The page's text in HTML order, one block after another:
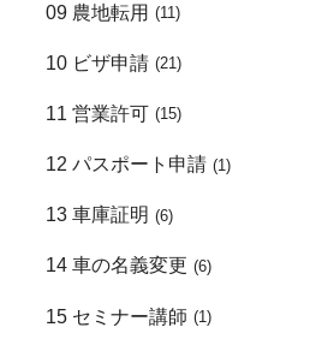
09 農地転用 (11)
10 ビザ申請 (21)
11 営業許可 (15)
12 パスポート申請 (1)
13 車庫証明 (6)
14 車の名義変更 (6)
15 セミナー講師 (1)